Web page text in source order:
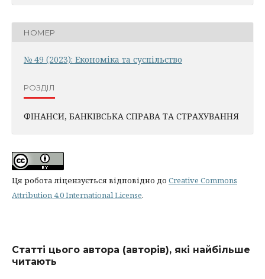
НОМЕР
№ 49 (2023): Економіка та суспільство
РОЗДІЛ
ФІНАНСИ, БАНКІВСЬКА СПРАВА ТА СТРАХУВАННЯ
Ця робота ліцензується відповідно до Creative Commons
Attribution 4.0 International License.
Статті цього автора (авторів), які найбільше
читають